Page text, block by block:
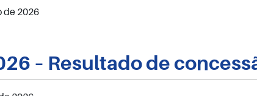
de 2026
– Resultado de